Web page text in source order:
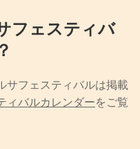
フェスティバ
サフェスティバルは掲載
ィバルカレンダーをご覧